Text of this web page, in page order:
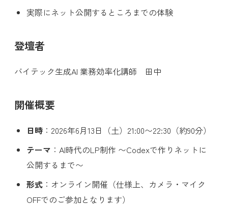
実際にネット公開するところまでの体験
登壇者
バイテック生成AI 業務効率化講師 田中
開催概要
日時 ：2026年6月13日（土）21:00〜22:30（約90分）
テーマ ：AI時代のLP制作 〜Codexで作りネットに
公開するまで〜
形式 ：オンライン開催（仕様上、カメラ・マイク
OFFでのご参加となります）